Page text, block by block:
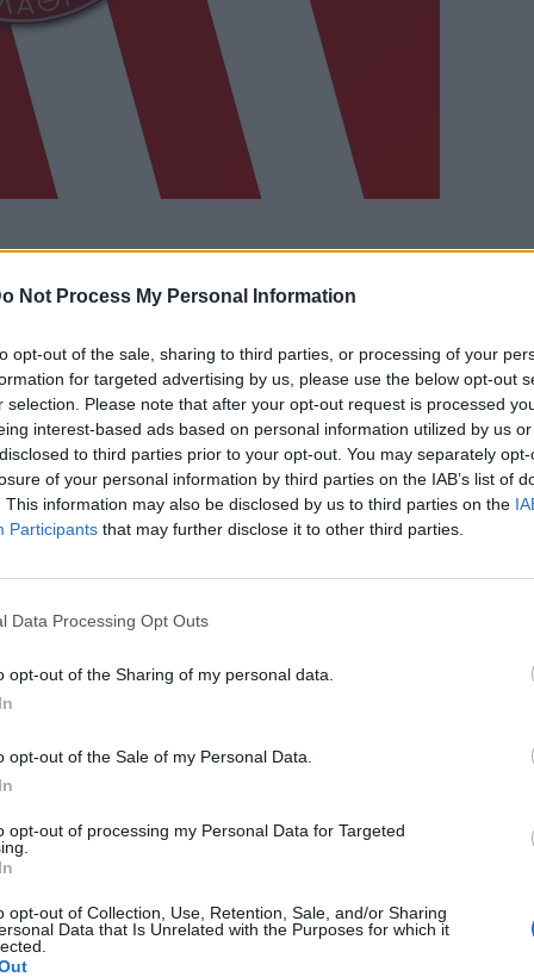
Not Process My Personal Information
opt-out of the sale, sharing to third parties, or processing of your
for targeted advertising by us, please use the below opt-out
selection. Please note that after your opt-out request is processed
interest-based ads based on personal information utilized by us
to third parties prior to your opt-out. You may separately
of your personal information by third parties on the IAB’s list of
This information may also be disclosed by us to third parties on the
Participants that may further disclose it to other third parties.
Data Processing Opt Outs
opt-out of the Sharing of my personal data.
opt-out of the Sale of my Personal Data.
opt-out of processing my Personal Data for Targeted
opt-out of Collection, Use, Retention, Sale, and/or Sharing
Data that Is Unrelated with the Purposes for which it
Bluesky Email Copy Link
κορονοϊό, μετά από τις
λόγω του Βαγγέλη Μαρινάκη. Ο
το μεσημέρι της Τρίτης
στον κορονοϊό, γεγονός που
όσο και στην Αγγλία
ο ιδιοκτήτης των
σε επαφή με μέλος του ποδοσφαιρικού
Παρόλα αυτά, παίκτες και προπονητές
κορονοϊό.
19 έγιναν γνωστά το πρωί της Τετάρτης (11/3)
από τον κορονοϊό.